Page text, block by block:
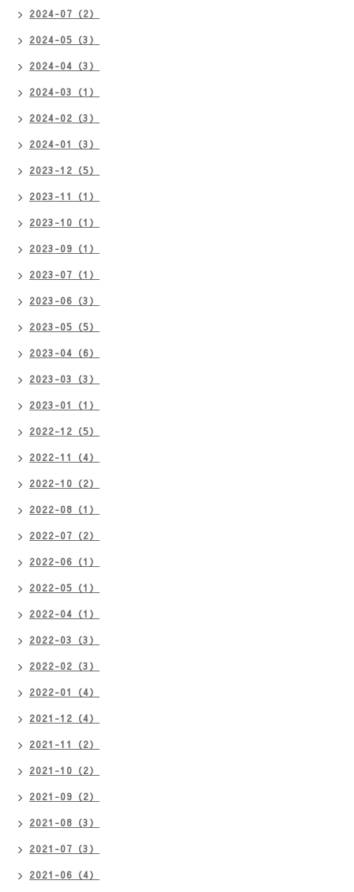
2024-07（2）
2024-05（3）
2024-04（3）
2024-03（1）
2024-02（3）
2024-01（3）
2023-12（5）
2023-11（1）
2023-10（1）
2023-09（1）
2023-07（1）
2023-06（3）
2023-05（5）
2023-04（6）
2023-03（3）
2023-01（1）
2022-12（5）
2022-11（4）
2022-10（2）
2022-08（1）
2022-07（2）
2022-06（1）
2022-05（1）
2022-04（1）
2022-03（3）
2022-02（3）
2022-01（4）
2021-12（4）
2021-11（2）
2021-10（2）
2021-09（2）
2021-08（3）
2021-07（3）
2021-06（4）